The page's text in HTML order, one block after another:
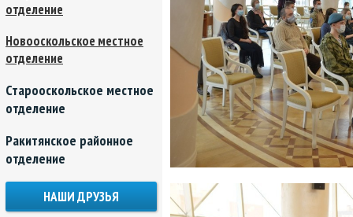
отделение
Новооскольское местное
отделение
Старооскольское местное
отделение
Ракитянское районное
отделение
НАШИ ДРУЗЬЯ